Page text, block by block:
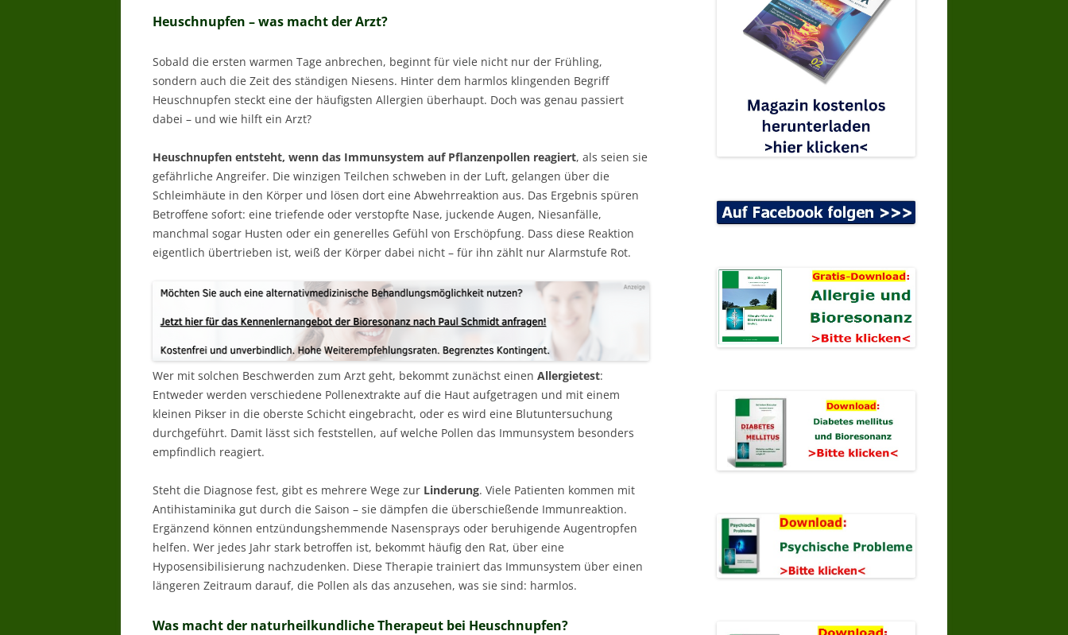
Heuschnupfen – was macht der Arzt?
Sobald die ersten warmen Tage anbrechen, beginnt für viele nicht nur der Frühling,
sondern auch die Zeit des ständigen Niesens. Hinter dem harmlos klingenden Begriff
Heuschnupfen steckt eine der häufigsten Allergien überhaupt. Doch was genau passiert
dabei – und wie hilft ein Arzt?
Heuschnupfen entsteht, wenn das Immunsystem auf Pflanzenpollen reagiert, als seien sie
gefährliche Angreifer. Die winzigen Teilchen schweben in der Luft, gelangen über die
Schleimhäute in den Körper und lösen dort eine Abwehrreaktion aus. Das Ergebnis spüren
Betroffene sofort: eine triefende oder verstopfte Nase, juckende Augen, Niesanfälle,
manchmal sogar Husten oder ein generelles Gefühl von Erschöpfung. Dass diese Reaktion
eigentlich übertrieben ist, weiß der Körper dabei nicht – für ihn zählt nur Alarmstufe Rot.
Wer mit solchen Beschwerden zum Arzt geht, bekommt zunächst einen Allergietest:
Entweder werden verschiedene Pollenextrakte auf die Haut aufgetragen und mit einem
kleinen Pikser in die oberste Schicht eingebracht, oder es wird eine Blutuntersuchung
durchgeführt. Damit lässt sich feststellen, auf welche Pollen das Immunsystem besonders
empfindlich reagiert.
Steht die Diagnose fest, gibt es mehrere Wege zur Linderung. Viele Patienten kommen mit
Antihistaminika gut durch die Saison – sie dämpfen die überschießende Immunreaktion.
Ergänzend können entzündungshemmende Nasensprays oder beruhigende Augentropfen
helfen. Wer jedes Jahr stark betroffen ist, bekommt häufig den Rat, über eine
Hyposensibilisierung nachzudenken. Diese Therapie trainiert das Immunsystem über einen
längeren Zeitraum darauf, die Pollen als das anzusehen, was sie sind: harmlos.
Was macht der naturheilkundliche Therapeut bei Heuschnupfen?